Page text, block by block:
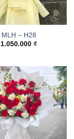
MLH – H28
1.050.000 ₫